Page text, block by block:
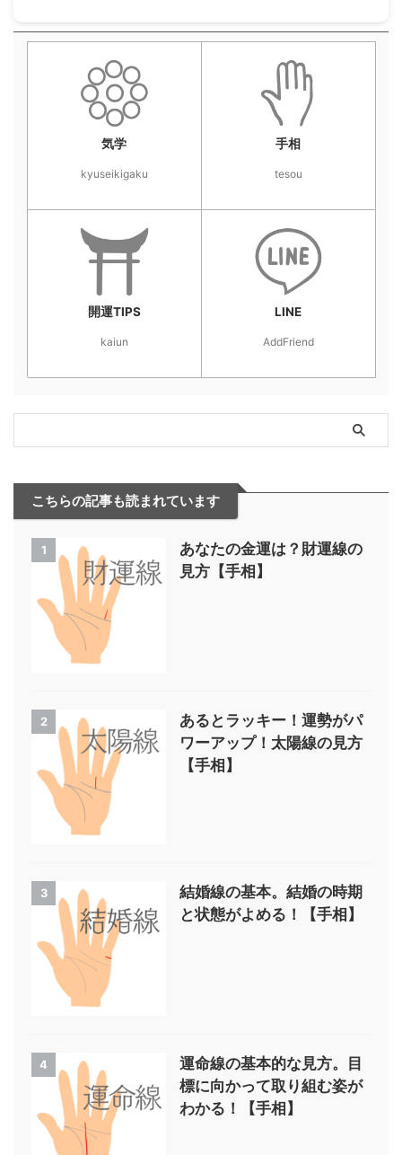
気学
kyuseikigaku
手相
tesou
開運TIPS
kaiun
LINE
AddFriend
こちらの記事も読まれています
1
あなたの金運は？財運線の
見方【手相】
2
あるとラッキー！運勢がパ
ワーアップ！太陽線の見方
【手相】
3
結婚線の基本。結婚の時期
と状態がよめる！【手相】
4
運命線の基本的な見方。目
標に向かって取り組む姿が
わかる！【手相】